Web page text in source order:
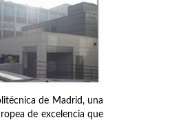
de Madrid, una
de excelencia que